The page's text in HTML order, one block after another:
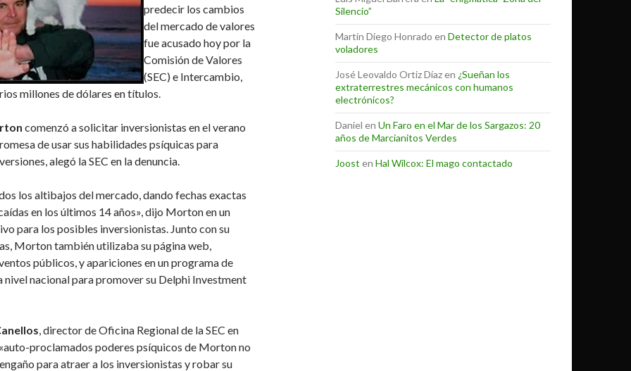
predecir los cambios
del mercado de valores
fue acusado hoy por la
Comisión de Valores
(SEC) e Intercambio,
millones de dólares en títulos.
comenzó a solicitar inversionistas en el verano
de usar sus habilidades psíquicas para
alegó la SEC en la denuncia.
los altibajos del mercado, dando fechas exactas
en los últimos 14 años», dijo Morton en un
para los posibles inversionistas. Junto con su
Morton también utilizaba su página web,
públicos, y apariciones en un programa de
nivel nacional para promover su Delphi Investment
, director de Oficina Regional de la SEC en
proclamados poderes psíquicos de Morton no
para atraer a los inversionistas y robar su
Silencio”
Martin Diego Honrado en Detector de platos
voladores
José Leovaldo Ortiz Díazen ¿Sueñan los
extraterrestres mecánicos con humanos
electrónicos?
Daniel en Un Faro en el Mar de los Sargazos: 20
años de Marcianitos Verdes
Joost en Hal Wilcox: El mago contactado